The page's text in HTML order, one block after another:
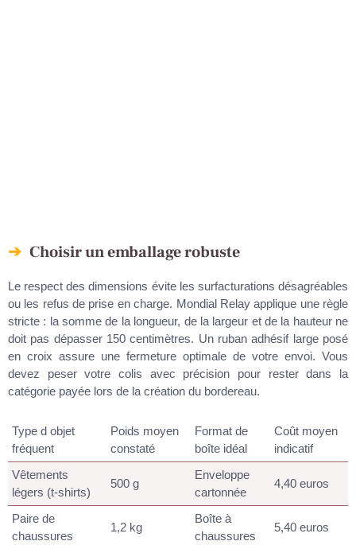
Choisir un emballage robuste
Le respect des dimensions évite les surfacturations désagréables
ou les refus de prise en charge. Mondial Relay applique une règle
stricte : la somme de la longueur, de la largeur et de la hauteur ne
doit pas dépasser 150 centimètres. Un ruban adhésif large posé
en croix assure une fermeture optimale de votre envoi. Vous
devez peser votre colis avec précision pour rester dans la
catégorie payée lors de la création du bordereau.
Type d objet
fréquent
Poids moyen
constaté
Format de
boîte idéal
Coût moyen
indicatif
Vêtements
légers (t-shirts)
500 g
Enveloppe
cartonnée
4,40 euros
Paire de
chaussures
1,2 kg
Boîte à
chaussures
5,40 euros